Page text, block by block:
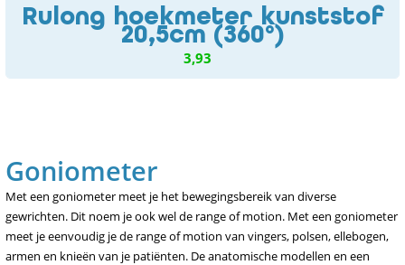
Rulong hoekmeter kunststof
20,5cm (360°)
3,93
Goniometer
Met een goniometer meet je het bewegingsbereik van diverse
gewrichten. Dit noem je ook wel de range of motion. Met een goniometer
meet je eenvoudig je de range of motion van vingers, polsen, ellebogen,
armen en knieën van je patiënten. De anatomische modellen en een